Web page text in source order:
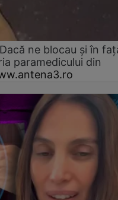
ne blocau şi în
paramedicului din